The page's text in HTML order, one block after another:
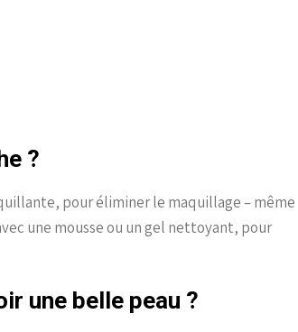
?
pour éliminer le maquillage – même
une mousse ou un gel nettoyant, pour
une belle peau ?